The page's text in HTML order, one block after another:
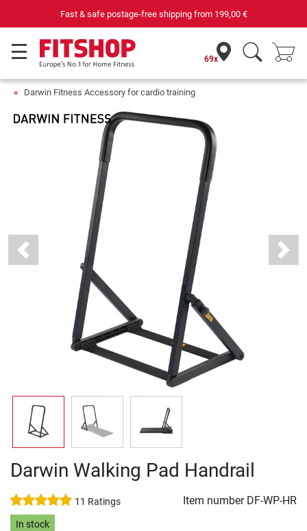
Fast & safe postage-free shipping from 199,00 €
69x
Darwin Fitness Accessory for cardio training
Previous Next
Darwin Walking Pad Handrail
11 Ratings Item number DF-WP-HR
In stock